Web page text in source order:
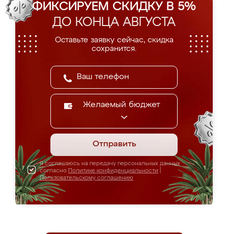
ФИКСИРУЕМ СКИДКУ В 5%
ДО КОНЦА АВГУСТА
Оставьте заявку сейчас, скидка
сохранится.
Желаемый бюджет
Отправить
Я соглашаюсь на передачу персональных данных
согласно Политике конфиденциальности
Пользовательскому соглашению